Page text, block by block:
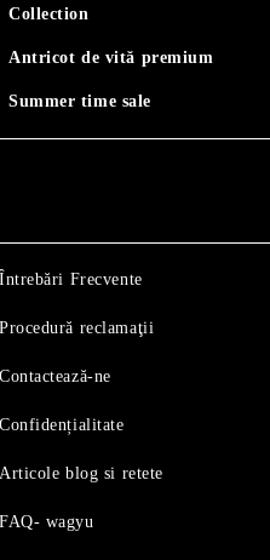
Collection
Antricot de vită premium
Summer time sale
Întrebări Frecvente
Procedură reclamaţii
Contactează-ne
Confidențialitate
Articole blog si retete
FAQ- wagyu